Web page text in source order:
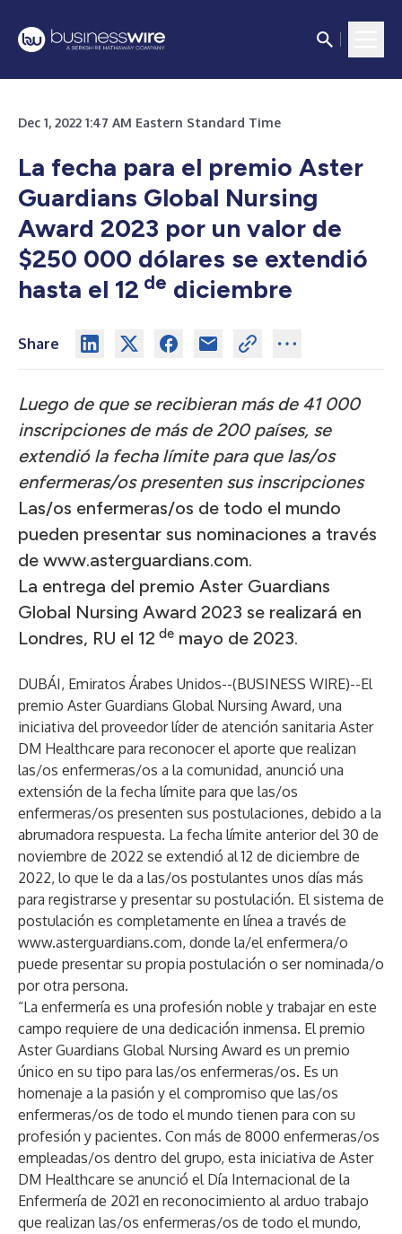
Dec 1, 2022 1:47 AM Eastern Standard Time
La fecha para el premio Aster
Guardians Global Nursing
Award 2023 por un valor de
$250 000 dólares se extendió
hasta el 12 de diciembre
Share
Luego de que se recibieran más de 41 000
inscripciones de más de 200 países, se
extendió la fecha límite para que las/os
enfermeras/os presenten sus inscripciones
Las/os enfermeras/os de todo el mundo
pueden presentar sus nominaciones a través
de www.asterguardians.com.
La entrega del premio Aster Guardians
Global Nursing Award 2023 se realizará en
Londres, RU el 12 de mayo de 2023.
DUBÁI, Emiratos Árabes Unidos--(BUSINESS WIRE)--El
premio Aster Guardians Global Nursing Award, una
iniciativa del proveedor líder de atención sanitaria Aster
DM Healthcare para reconocer el aporte que realizan
las/os enfermeras/os a la comunidad, anunció una
extensión de la fecha límite para que las/os
enfermeras/os presenten sus postulaciones, debido a la
abrumadora respuesta. La fecha límite anterior del 30 de
noviembre de 2022 se extendió al 12 de diciembre de
2022, lo que le da a las/os postulantes unos días más
para registrarse y presentar su postulación. El sistema de
postulación es completamente en línea a través de
www.asterguardians.com, donde la/el enfermera/o
puede presentar su propia postulación o ser nominada/o
por otra persona.
“La enfermería es una profesión noble y trabajar en este
campo requiere de una dedicación inmensa. El premio
Aster Guardians Global Nursing Award es un premio
único en su tipo para las/os enfermeras/os. Es un
homenaje a la pasión y el compromiso que las/os
enfermeras/os de todo el mundo tienen para con su
profesión y pacientes. Con más de 8000 enfermeras/os
empleadas/os dentro del grupo, esta iniciativa de Aster
DM Healthcare se anunció el Día Internacional de la
Enfermería de 2021 en reconocimiento al arduo trabajo
que realizan las/os enfermeras/os de todo el mundo,